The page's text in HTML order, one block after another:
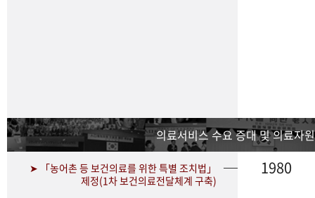
의료서비스 수요 증대 및 의료자
➤ 「농어촌 등 보건의료를 위한 특별 조치법」
제정(1차 보건의료전달체계 구축)
1980